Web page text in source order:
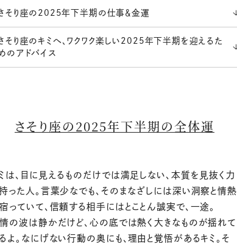
そり座の2025年下半期の仕事＆金運
そり座のキミへ、ワクワク楽しい2025年下半期を迎えるた
のアドバイス
さそり座の2025年下半期の全体運
は、目に見えるものだけでは満足しない、本質を見抜く力
った人。言葉少なでも、そのまなざしには深い洞察と情熱
っていて、信頼する相手にはとことん誠実で、一途。
の波は静かだけど、心の底では熱く大きなものが揺れて
よ。なにげない行動の奥にも、理由と覚悟があるキミ。そ